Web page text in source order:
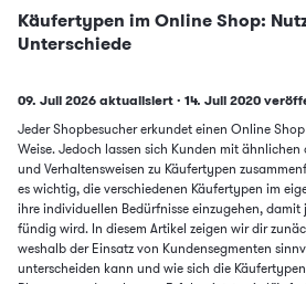
Käufertypen im Online Shop:
Unterschiede
Updated on
09. Juli 2026 aktualisiert · Published on
14. Juli 2020
Jeder Shopbesucher erkundet einen Online
Weise. Jedoch lassen sich Kunden mit
und Verhaltensweisen zu Käufertypen
es wichtig, die verschiedenen Käufertypen im
ihre individuellen Bedürfnisse einzugehen,
fündig wird. In diesem Artikel zeigen wir dir
weshalb der Einsatz von Kundensegmenten
unterscheiden kann und wie sich die